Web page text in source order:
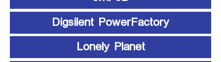
Digsilent PowerFactory
Lonely Planet